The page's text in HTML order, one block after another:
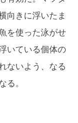
向きに浮いたま
を使った泳がせ
いている個体の
ないよう、なる
る。